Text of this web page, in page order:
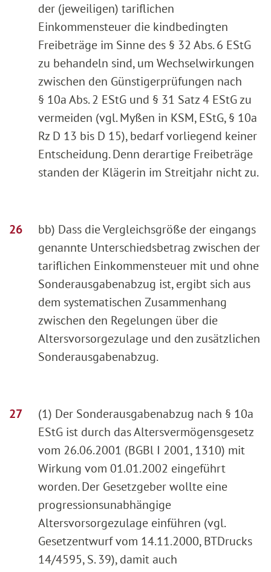
der (jeweiligen) tariflichen
Einkommensteuer die kindbedingten
Freibeträge im Sinne des § 32 Abs. 6 EStG
zu behandeln sind, um Wechselwirkungen
zwischen den Günstigerprüfungen nach
§ 10a Abs. 2 EStG und § 31 Satz 4 EStG zu
vermeiden (vgl. Myßen in KSM, EStG, § 10a
Rz D 13 bis D 15), bedarf vorliegend keiner
Entscheidung. Denn derartige Freibeträge
standen der Klägerin im Streitjahr nicht zu.
bb) Dass die Vergleichsgröße der eingangs
genannte Unterschiedsbetrag zwischen der
tariflichen Einkommensteuer mit und ohne
Sonderausgabenabzug ist, ergibt sich aus
dem systematischen Zusammenhang
zwischen den Regelungen über die
Altersvorsorgezulage und den zusätzlichen
Sonderausgabenabzug.
(1) Der Sonderausgabenabzug nach § 10a
EStG ist durch das Altersvermögensgesetz
vom 26.06.2001 (BGBl I 2001, 1310) mit
Wirkung vom 01.01.2002 eingeführt
worden. Der Gesetzgeber wollte eine
progressionsunabhängige
Altersvorsorgezulage einführen (vgl.
Gesetzentwurf vom 14.11.2000, BTDrucks
14/4595, S. 39), damit auch